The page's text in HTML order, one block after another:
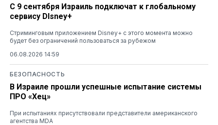
С 9 сентября Израиль подключат к глобальному
сервису DIsney+
Стриминговым приложением Disney+ с этого момента можно
будет без ограничений пользоваться за рубежом
06.08.2026 14:59
БЕЗОПАСНОСТЬ
В Израиле прошли успешные испытание системы
ПРО «Хец»
При испытаниях присутствовали представители американского
агентства MDA